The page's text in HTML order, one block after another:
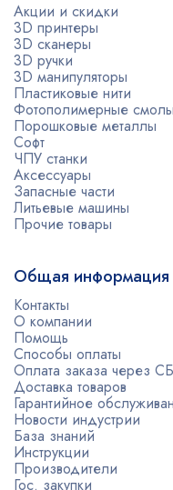
Акции и скидки
3D принтеры
3D сканеры
3D ручки
3D манипуляторы
Пластиковые нити
Фотополимерные смолы
Порошковые металлы
Софт
ЧПУ станки
Аксессуары
Запасные части
Литьевые машины
Прочие товары
Общая информация
Контакты
О компании
Помощь
Способы оплаты
Оплата заказа через
Доставка товаров
Гарантийное
Новости индустрии
База знаний
Инструкции
Производители
Гос. закупки